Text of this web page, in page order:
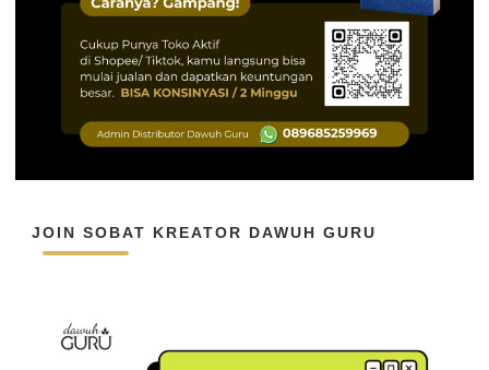
JOIN SOBAT KREATOR DAWUH GURU